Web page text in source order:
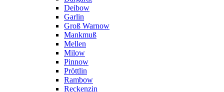
Deibow
Garlin
Groß Warnow
Mankmuß
Mellen
Milow
Pinnow
Pröttlin
Rambow
Reckenzin